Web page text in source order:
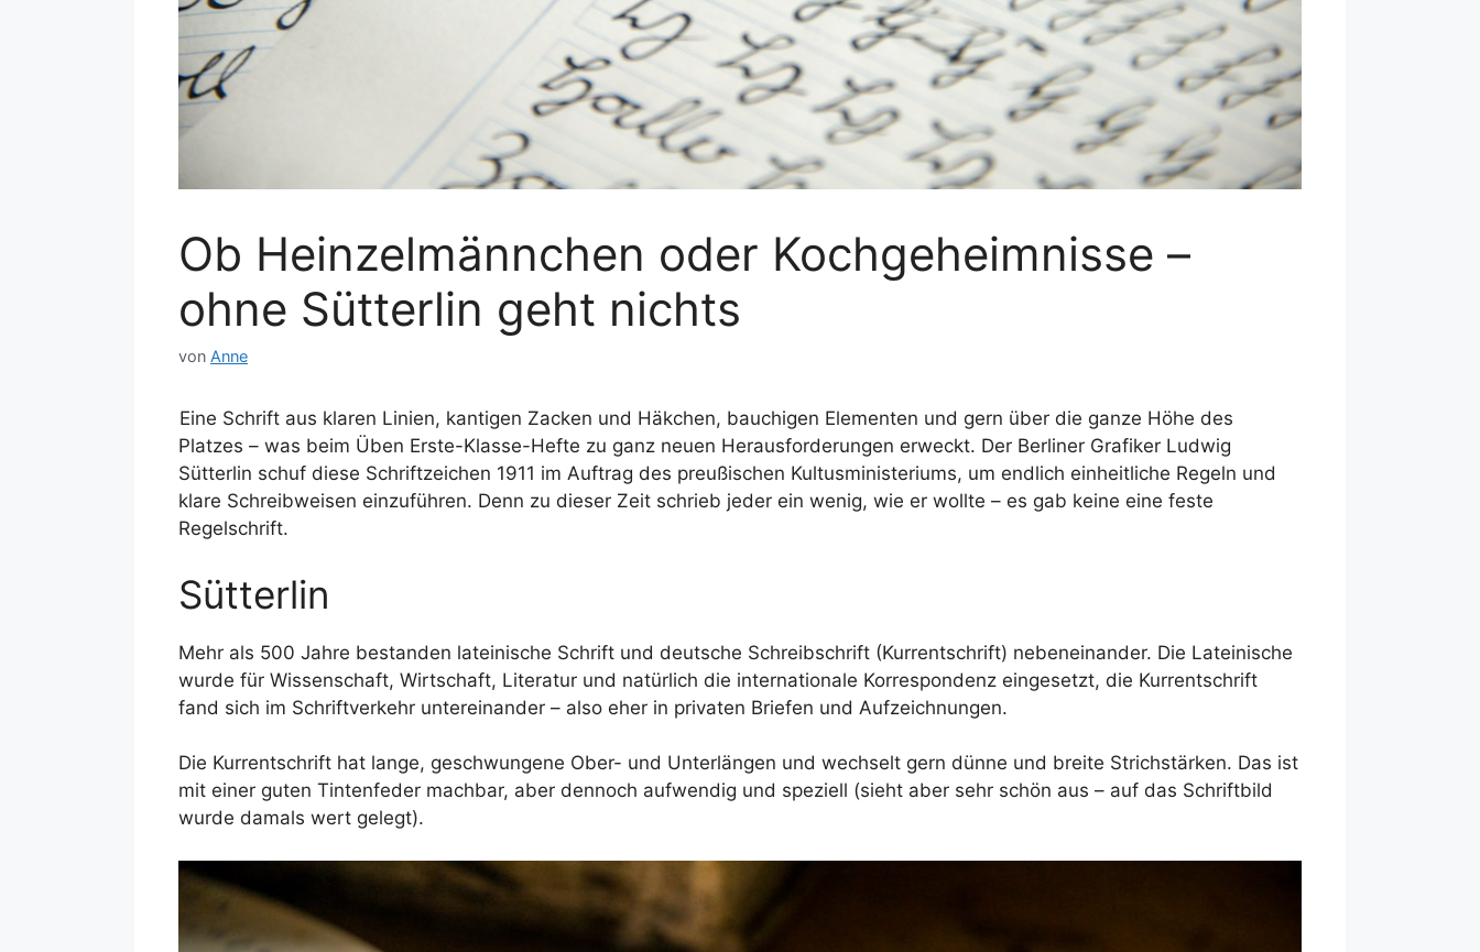
Ob Heinzelmännchen oder Kochgeheimnisse –
ohne Sütterlin geht nichts
von Anne
Eine Schrift aus klaren Linien, kantigen Zacken und Häkchen, bauchigen Elementen und gern über die ganze Höhe des
Platzes – was beim Üben Erste-Klasse-Hefte zu ganz neuen Herausforderungen erweckt. Der Berliner Grafiker Ludwig
Sütterlin schuf diese Schriftzeichen 1911 im Auftrag des preußischen Kultusministeriums, um endlich einheitliche Regeln und
klare Schreibweisen einzuführen. Denn zu dieser Zeit schrieb jeder ein wenig, wie er wollte – es gab keine eine feste
Regelschrift.
Sütterlin
Mehr als 500 Jahre bestanden lateinische Schrift und deutsche Schreibschrift (Kurrentschrift) nebeneinander. Die Lateinische
wurde für Wissenschaft, Wirtschaft, Literatur und natürlich die internationale Korrespondenz eingesetzt, die Kurrentschrift
fand sich im Schriftverkehr untereinander – also eher in privaten Briefen und Aufzeichnungen.
Die Kurrentschrift hat lange, geschwungene Ober- und Unterlängen und wechselt gern dünne und breite Strichstärken. Das ist
mit einer guten Tintenfeder machbar, aber dennoch aufwendig und speziell (sieht aber sehr schön aus – auf das Schriftbild
wurde damals wert gelegt).